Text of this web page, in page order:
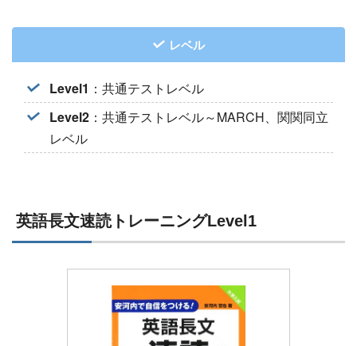
レベル
Level1 ：共通テストレベル
Level2 ：共通テストレベル～MARCH、関関同立
レベル
英語長文速読トレーニングLevel1